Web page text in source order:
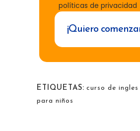
políticas de privacidad
ETIQUETAS: curso de ingles
para niños